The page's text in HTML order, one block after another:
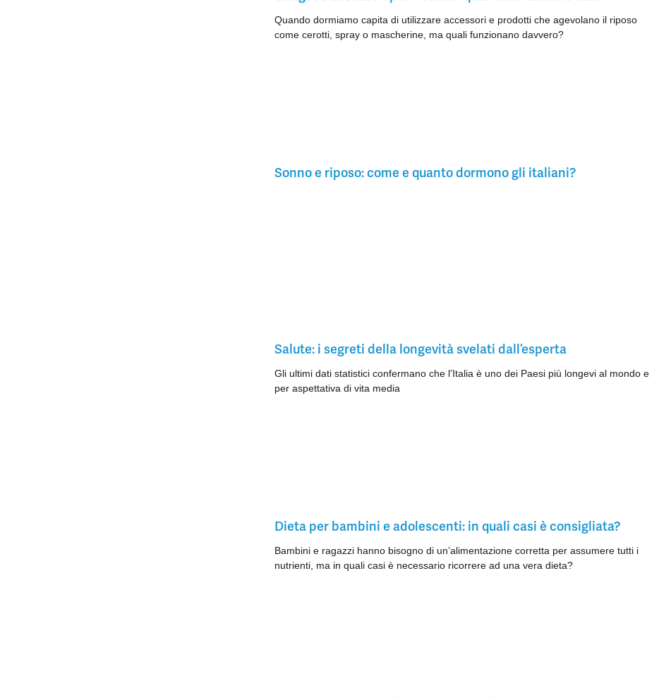
Quando dormiamo capita di utilizzare accessori e prodotti che agevolano il riposo
come cerotti, spray o mascherine, ma quali funzionano davvero?
Sonno e riposo: come e quanto dormono gli italiani?
Salute: i segreti della longevità svelati dall’esperta
Gli ultimi dati statistici confermano che l’Italia è uno dei Paesi più longevi al mondo e
per aspettativa di vita media
Dieta per bambini e adolescenti: in quali casi è consigliata?
Bambini e ragazzi hanno bisogno di un’alimentazione corretta per assumere tutti i
nutrienti, ma in quali casi è necessario ricorrere ad una vera dieta?